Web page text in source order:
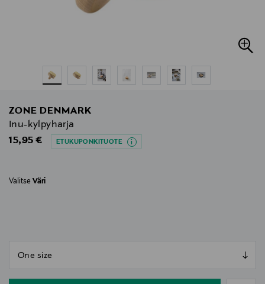
ZONE DENMARK
Inu-kylpyharja
Original Price
15,95 € ETUKUPONKITUOTE
Valitse Väri